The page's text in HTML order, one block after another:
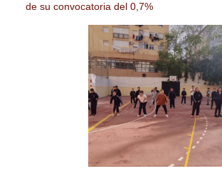
de su convocatoria del 0,7%